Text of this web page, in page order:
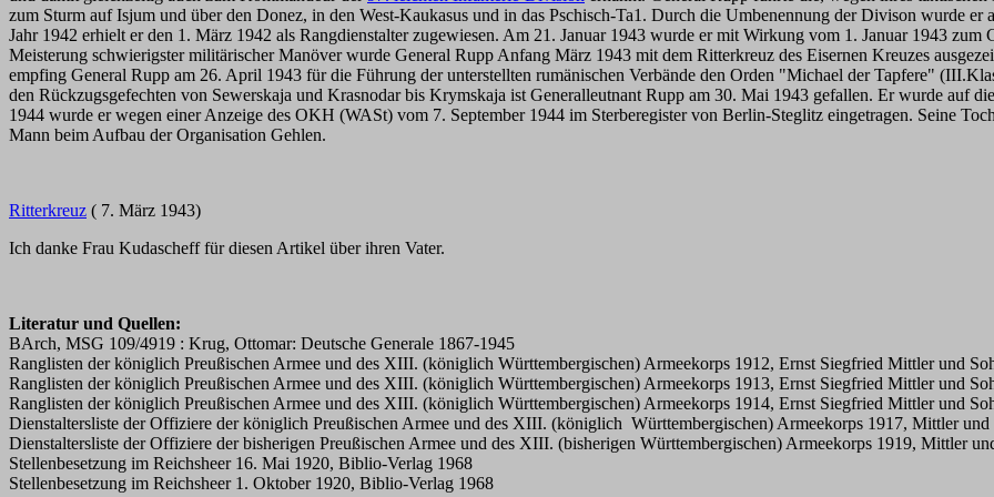
zum Sturm auf Isjum und über den Donez, in den West-Kaukasus und in das Pschisch-Ta1. Durch die Umbenennung der Divison wurde
Jahr 1942 erhielt er den 1. März 1942 als Rangdienstalter zugewiesen. Am 21. Januar 1943 wurde er mit Wirkung vom 1. Januar 1943 zum
Meisterung schwierigster militärischer Manöver wurde General Rupp Anfang März 1943 mit dem Ritterkreuz des Eisernen Kreuzes
empfing General Rupp am 26. April 1943 für die Führung der unterstellten rumänischen Verbände den Orden "Michael der Tapfere"
den Rückzugsgefechten von Sewerskaja und Krasnodar bis Krymskaja ist Generalleutnant Rupp am 30. Mai 1943 gefallen. Er wurde auf
1944 wurde er wegen einer Anzeige des OKH (WASt) vom 7. September 1944 im Sterberegister von Berlin-Steglitz eingetragen. Seine
Mann beim Aufbau der Organisation Gehlen.
Ritterkreuz ( 7. März 1943)
Ich danke Frau Kudascheff für diesen Artikel über ihren Vater.
Literatur und Quellen:
BArch, MSG 109/4919 : Krug, Ottomar: Deutsche Generale 1867-1945
Ranglisten der königlich Preußischen Armee und des XIII. (königlich Württembergischen) Armeekorps 1912, Ernst Siegfried Mittler und
Ranglisten der königlich Preußischen Armee und des XIII. (königlich Württembergischen) Armeekorps 1913, Ernst Siegfried Mittler und
Ranglisten der königlich Preußischen Armee und des XIII. (königlich Württembergischen) Armeekorps 1914, Ernst Siegfried Mittler und
Dienstaltersliste der Offiziere der königlich Preußischen Armee und des XIII. (königlich Württembergischen) Armeekorps 1917, Mittler und
Dienstaltersliste der Offiziere der bisherigen Preußischen Armee und des XIII. (bisherigen Württembergischen) Armeekorps 1919, Mittler
Stellenbesetzung im Reichsheer 16. Mai 1920, Biblio-Verlag 1968
Stellenbesetzung im Reichsheer 1. Oktober 1920, Biblio-Verlag 1968